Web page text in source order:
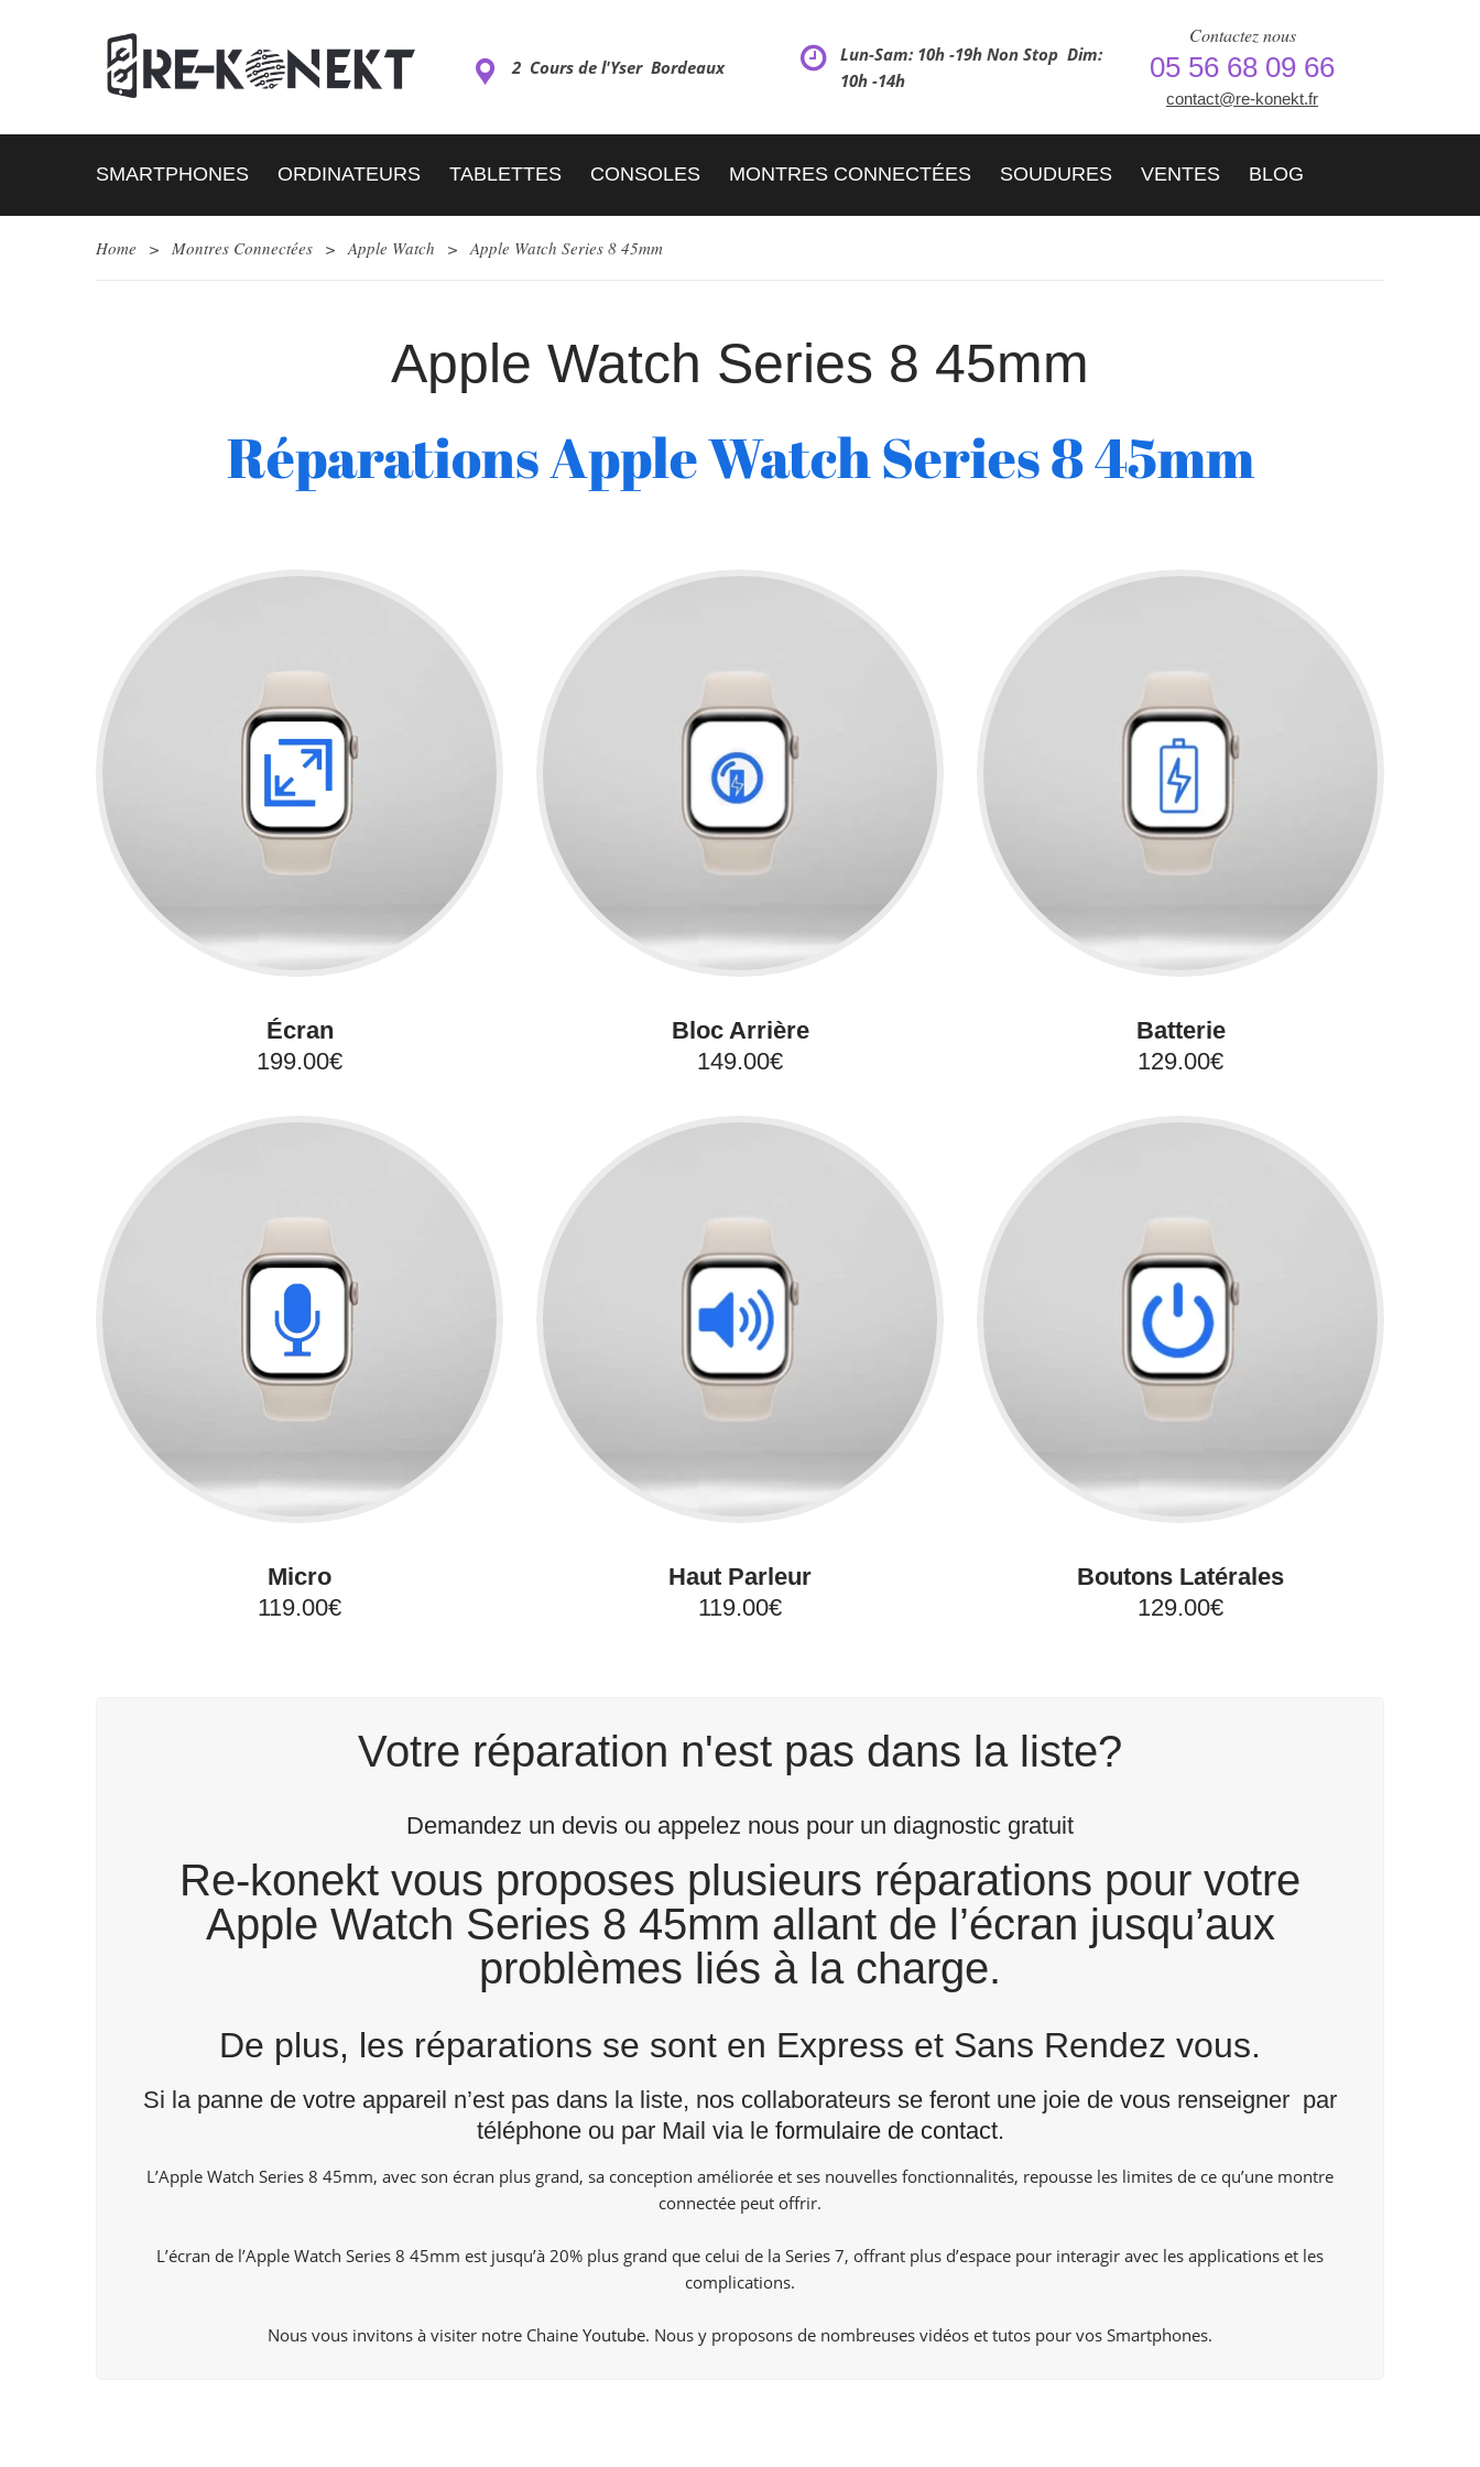
2 Cours de l'Yser Bordeaux
Lun-Sam: 10h -19h Non Stop Dim:
10h -14h
Contactez nous
05 56 68 09 66
contact@re-konekt.fr
SMARTPHONES ORDINATEURS TABLETTES CONSOLES MONTRES CONNECTÉES SOUDURES VENTES BLOG
Home > Montres Connectées > Apple Watch > Apple Watch Series 8 45mm
Apple Watch Series 8 45mm
Réparations Apple Watch Series 8 45mm
Écran
199.00€
Bloc Arrière
149.00€
Batterie
129.00€
Micro
119.00€
Haut Parleur
119.00€
Boutons Latérales
129.00€
Votre réparation n'est pas dans la liste?
Demandez un devis ou appelez nous pour un diagnostic gratuit
Re-konekt vous proposes plusieurs réparations pour votre
Apple Watch Series 8 45mm allant de l’écran jusqu’aux
problèmes liés à la charge.
De plus, les réparations se sont en Express et Sans Rendez vous.
Si la panne de votre appareil n’est pas dans la liste, nos collaborateurs se feront une joie de vous renseigner par
téléphone ou par Mail via le formulaire de contact.
L’Apple Watch Series 8 45mm, avec son écran plus grand, sa conception améliorée et ses nouvelles fonctionnalités, repousse les limites de ce qu’une montre
connectée peut offrir.
L’écran de l’Apple Watch Series 8 45mm est jusqu’à 20% plus grand que celui de la Series 7, offrant plus d’espace pour interagir avec les applications et les
complications.
Nous vous invitons à visiter notre Chaine Youtube. Nous y proposons de nombreuses vidéos et tutos pour vos Smartphones.